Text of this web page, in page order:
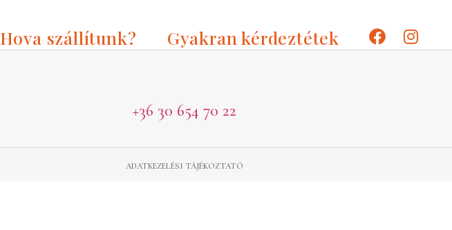
Hova szállítunk? Gyakran kérdeztétek
+36 30 654 70 22
ADATKEZELÉSI TÁJÉKOZTATÓ